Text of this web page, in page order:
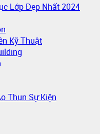
Lớp Đẹp Nhất 2024
Kỹ Thuật
Thun Sự Kiện